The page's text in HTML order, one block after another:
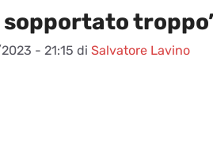
sopportato
- 21:15 di Salvatore Lavino